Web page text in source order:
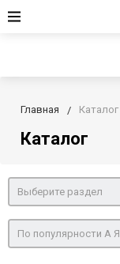
Главная Каталог
Каталог
Выберите раздел
По популярности А Я